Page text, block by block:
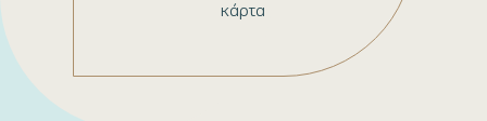
κάρτα